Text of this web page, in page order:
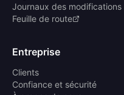
Journaux des modifications
Feuille de route
Entreprise
Clients
Confiance et sécurité